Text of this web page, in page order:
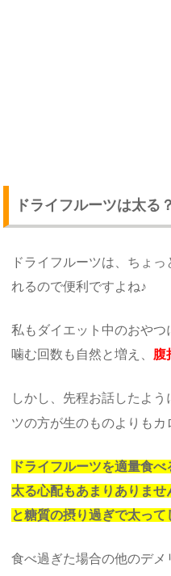
ドライフルーツは太る
ドライフルーツは、ちょ
れるので便利ですよね♪
私もダイエット中のおや
噛む回数も自然と増え、 腹
しかし、先程お話したよ
ツの方が生のものよりもカ
ドライフルーツを適量食
太る心配もあまりありま
と糖質の摂り過ぎで太って
食べ過ぎた場合の他のデ